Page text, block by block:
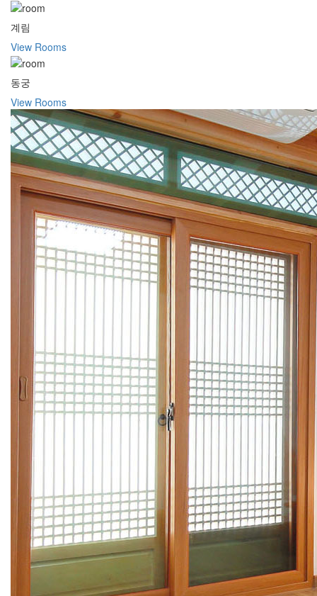
계림
View Rooms
동궁
View Rooms